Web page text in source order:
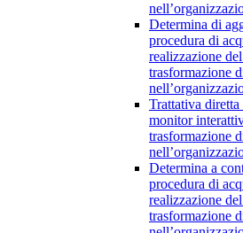
Determina di
procedura di
realizzazione
trasformazione
Trattativa
monitor
trasformazione
Determina a
procedura di
realizzazione
trasformazione